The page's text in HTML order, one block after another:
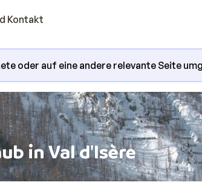
Kontakt
oder auf eine andere relevante Seite
in Val d'Isère